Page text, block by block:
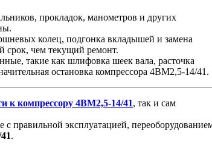
прокладок, манометров и других
колец, подгонка вкладышей и замена
срок, чем текущий ремонт.
такие как шлифовка шеек вала, расточка
остановка компрессора 4ВМ2,5-14/41.
к компрессору 4ВМ2,5-14/41, так и сам
правильной эксплуатацией,
.